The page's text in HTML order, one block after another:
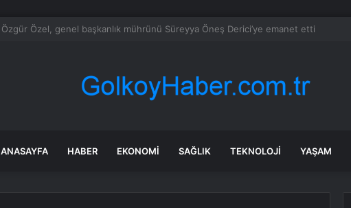
Motosiklet Kazasında Sürücü Hayatını Kaybetti
ANASAYFA HABER EKONOMI SAĞLIK TEKNOLOJI YAŞAM